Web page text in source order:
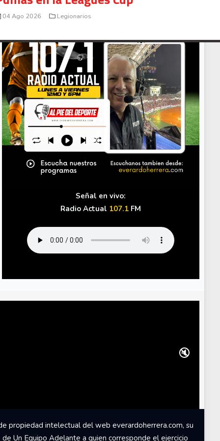
presunto fraude en bienes gananciales
Señal en vivo:
Radio Actual 107.1FM
04 Ago 2026 Legionarios
🔇
propiedad intelectual del web everardoherrera.com, su
Un Equipo Adelante a quien corresponde el ejercicio